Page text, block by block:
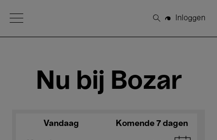
Open Menu
Zoeken
Inloggen
Nu bij Bozar
Vandaag Komende 7 dagen